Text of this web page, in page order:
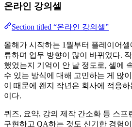
온라인 강의셀
Section titled “온라인 강의셀”
올해가 시작하는 1월부터 플레이어
류하며 업무 방향이 많이 바뀌었다.
했었는지 기억이 안 날 정도로, 셀에
수 있는 방식에 대해 고민하는 게 많
이 때문에 왠지 작년은 회사에 적응
이다.
퀴즈, 요약, 강의 제작 간소화 등 스프
구현하고 QA하는 것도 신기한 경험